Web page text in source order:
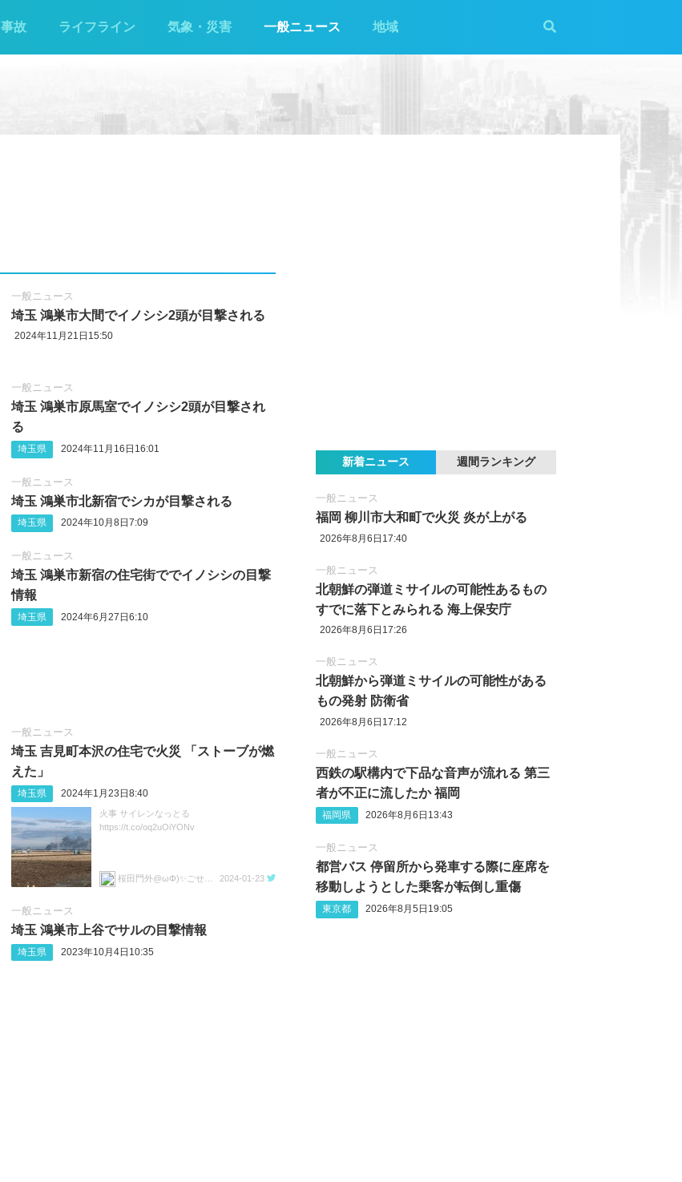
事故 ライフライン 気象・災害 一般ニュース 地域
一般ニュース
埼玉 鴻巣市大間でイノシシ2頭が目撃される
2024年11月21日15:50
一般ニュース
埼玉 鴻巣市原馬室でイノシシ2頭が目撃され
る
埼玉県 2024年11月16日16:01
一般ニュース
埼玉 鴻巣市北新宿でシカが目撃される
埼玉県 2024年10月8日7:09
一般ニュース
埼玉 鴻巣市新宿の住宅街ででイノシシの目撃
情報
埼玉県 2024年6月27日6:10
一般ニュース
埼玉 吉見町本沢の住宅で火災 「ストーブが燃
えた」
埼玉県 2024年1月23日8:40
火事 サイレンなっとる
https://t.co/oq2uOiYONv
桜田門外@ωΦ)✨ごせんぞモード😈🏕 2024-01-23
一般ニュース
埼玉 鴻巣市上谷でサルの目撃情報
埼玉県 2023年10月4日10:35
新着ニュース 週間ランキング
一般ニュース
福岡 柳川市大和町で火災 炎が上がる
2026年8月6日17:40
一般ニュース
北朝鮮の弾道ミサイルの可能性あるもの
すでに落下とみられる 海上保安庁
2026年8月6日17:26
一般ニュース
北朝鮮から弾道ミサイルの可能性がある
もの発射 防衛省
2026年8月6日17:12
一般ニュース
西鉄の駅構内で下品な音声が流れる 第三
者が不正に流したか 福岡
福岡県 2026年8月6日13:43
一般ニュース
都営バス 停留所から発車する際に座席を
移動しようとした乗客が転倒し重傷
東京都 2026年8月5日19:05